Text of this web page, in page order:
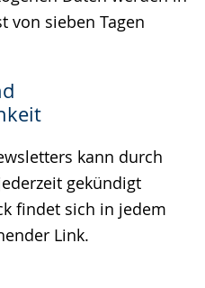
von sieben Tagen
kann durch
gekündigt
findet sich in jedem
Link.